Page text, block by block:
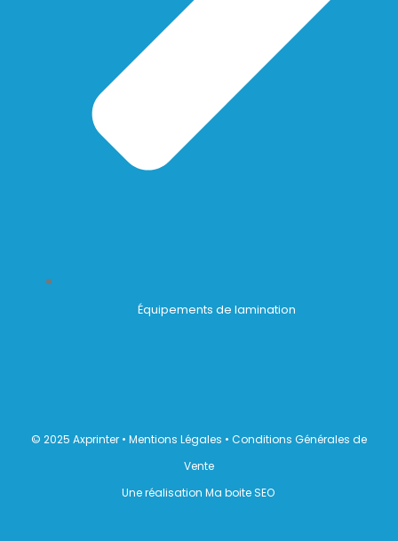
Équipements de lamination
© 2025 Axprinter • Mentions Légales • Conditions Générales de
Vente
Une réalisation Ma boite SEO